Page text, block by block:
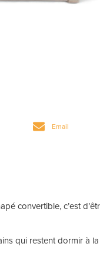
Email
convertible, c’est
qui restent dormir à la